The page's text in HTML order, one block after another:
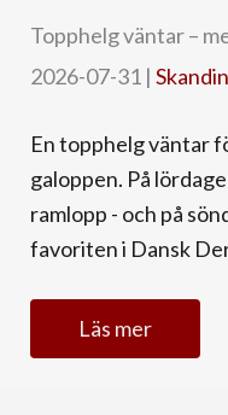
Topphelg väntar –
2026-07-31 |
En topphelg väntar
galoppen. På
ramlopp - och på
favoriten i Dansk
Läs mer